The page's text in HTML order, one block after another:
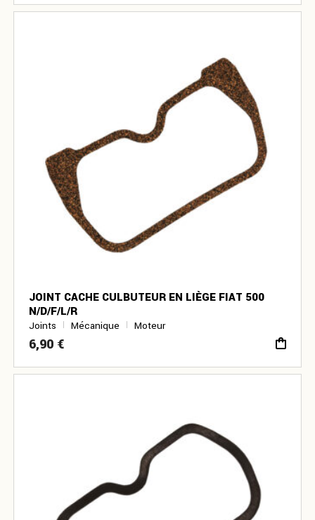
JOINT CACHE CULBUTEUR EN LIÈGE FIAT 500
N/D/F/L/R
Joints Mécanique Moteur
6,90 €